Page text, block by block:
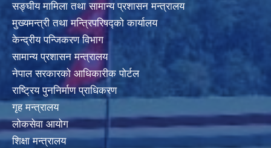
सङ्घीय मामिला तथा सामान्य प्रशासन मन्त्रालय
मुख्यमन्त्री तथा मन्त्रिपरिषद्‍को कार्यालय
केन्द्रीय पन्जिकरण विभाग
सामान्य प्रशासन मन्त्रालय
नेपाल सरकारको आधिकारीक पोर्टल
राष्ट्रिय पुननिर्माण प्राधिकरण
गृह मन्त्रालय
लोकसेवा आयोग
शिक्षा मन्त्रालय